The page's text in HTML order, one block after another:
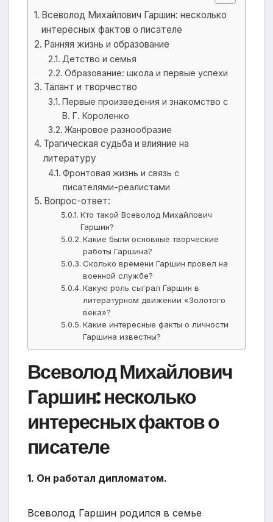
Всеволод Михайлович Гаршин: несколько
интересных фактов о писателе
Ранняя жизнь и образование
Детство и семья
Образование: школа и первые успехи
Талант и творчество
Первые произведения и знакомство с
В. Г. Короленко
Жанровое разнообразие
Трагическая судьба и влияние на
литературу
Фронтовая жизнь и связь с
писателями-реалистами
Вопрос-ответ:
Кто такой Всеволод Михайлович
Гаршин?
Какие были основные творческие
работы Гаршина?
Сколько времени Гаршин провел на
военной службе?
Какую роль сыграл Гаршин в
литературном движении «Золотого
века»?
Какие интересные факты о личности
Гаршина известны?
Всеволод Михайлович
Гаршин: несколько
интересных фактов о
писателе
1. Он работал дипломатом.
Всеволод Гаршин родился в семье